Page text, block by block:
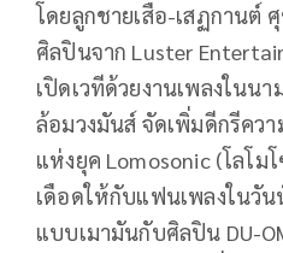
โดยลูกชายเสือ-เสฏกานต์
ศิลปินจาก Luster
เปิดเวทีด้วยงานเพลงในนา
ล้อมวงมันส์ จัดเพิ่มดีกรีคว
แห่งยุค Lomosonic (โลโม
เดือดให้กับแฟนเพลงในวั
แบบเมามันกับศิลปิน DU-